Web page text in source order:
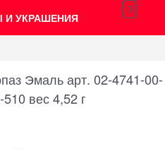
УКРАШЕНИЯ
0
Эмаль арт. 02-4741-00-
вес 4,52 г